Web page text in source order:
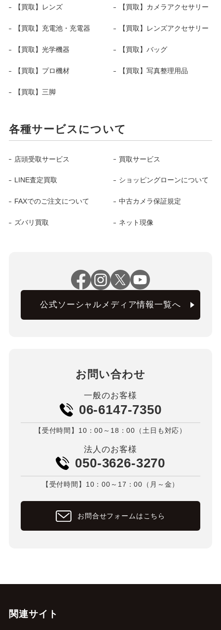
【買取】レンズ 【買取】カメラアクセサリー
【買取】充電池・充電器 【買取】レンズアクセサリー
【買取】光学機器 【買取】バッグ
【買取】プロ機材 【買取】写真整理用品
【買取】三脚
各種サービスについて
店頭受取サービス 買取サービス
LINE査定買取 ショッピングローンについて
FAXでのご注文について 中古カメラ保証規定
ズバリ買取 ネット現像
公式ソーシャルメディア情報一覧へ
お問い合わせ
一般のお客様
06-6147-7350
【受付時間】10：00～18：00（土日も対応）
法人のお客様
050-3626-3270
【受付時間】10：00～17：00（月～金）
お問合せフォームはこちら
関連サイト